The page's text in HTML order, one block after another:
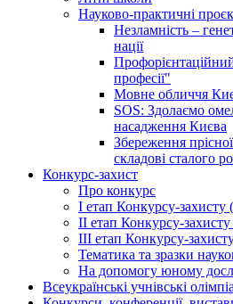
Науково-практичні
Незламність –
нації
професії"
Мовне обличчя
SOS: Здолаємо
насадження Києва
Збереження
складові сталого
Конкурс-захист
Про конкурс
І етап Конкурсу-
ІІ етап Конкурсу-
ІІІ етап Конкурсу-
Тематика та зразки
На допомогу юному
Всеукраїнські учнівські